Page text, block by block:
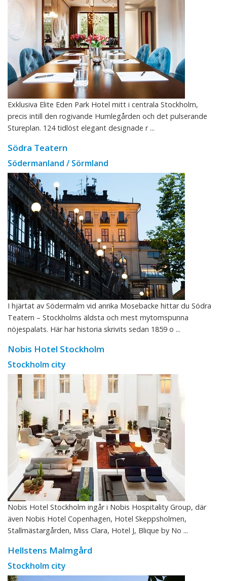
Exklusiva Elite Eden Park Hotel mitt i centrala Stockholm,
precis intill den rogivande Humlegården och det pulserande
Stureplan. 124 tidlöst elegant designade r ...
Södra Teatern
Södermanland / Sörmland
I hjärtat av Södermalm vid anrika Mosebacke hittar du Södra
Teatern – Stockholms äldsta och mest mytomspunna
nöjespalats. Här har historia skrivits sedan 1859 o ...
Nobis Hotel Stockholm
Stockholm city
Nobis Hotel Stockholm ingår i Nobis Hospitality Group, där
även Nobis Hotel Copenhagen, Hotel Skeppsholmen,
Stallmästargården, Miss Clara, Hotel J, Blique by No ...
Hellstens Malmgård
Stockholm city